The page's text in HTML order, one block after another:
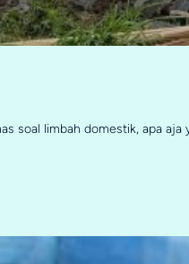
soal limbah domestik, apa aja